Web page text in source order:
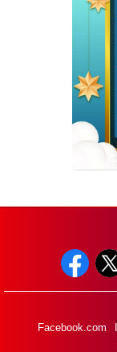
Facebook.com